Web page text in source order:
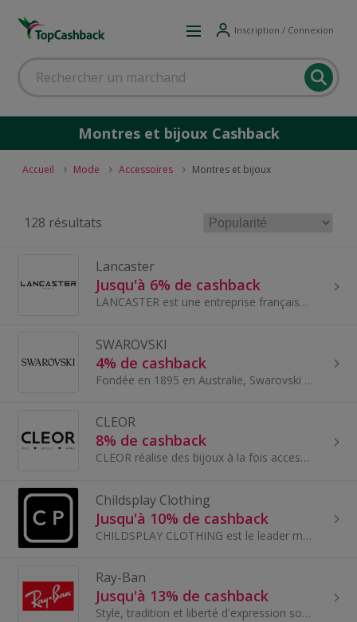
Inscription / Connexion
Montres et bijoux Cashback
Accueil Mode Accessoires Montres et bijoux
128 résultats
Lancaster
Jusqu'à 6% de cashback
LANCASTER est une entreprise française dont le talent et le savoir-faire sont reconnus sur le marché de la maroquinerie.
SWAROVSKI
4% de cashback
Fondée en 1895 en Australie, Swarovski design, produit et commercialise ses bijoux et accessoires en cristal taillé dans le monde entier.
CLEOR
8% de cashback
CLEOR réalise des bijoux à la fois accessibles et précieux qui seront les accessoires de mode parfait pour agrémenter vos tenues.
Childsplay Clothing
Jusqu'à 10% de cashback
CHILDSPLAY CLOTHING est le leader mondial de la vente au détail de vêtements de créateurs pour enfants. Sa mission est d'offrir une sélection inéga...
Ray-Ban
Jusqu'à 13% de cashback
Style, tradition et liberté d'expression sont les valeurs clés de Ray-Ban, leader mondial incontesté des lunettes de soleil depuis des générations.